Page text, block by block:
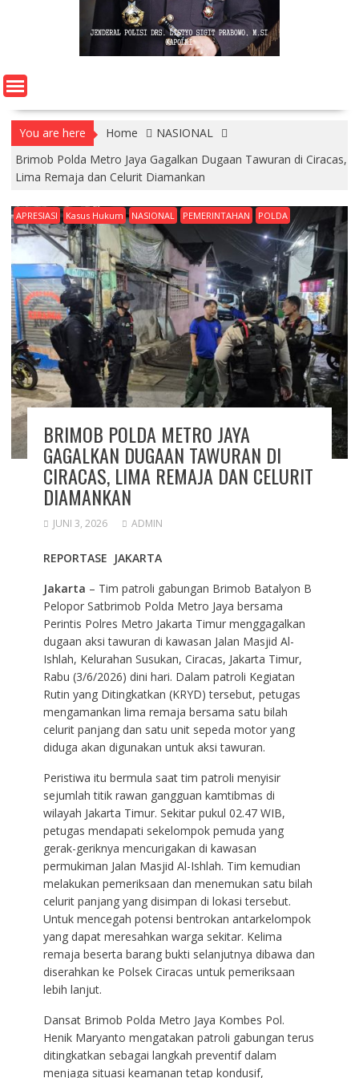
You are here Home
NASIONAL
Brimob Polda Metro Jaya Gagalkan Dugaan Tawuran di Ciracas,
Lima Remaja dan Celurit Diamankan
APRESIASI Kasus Hukum NASIONAL PEMERINTAHAN POLDA
BRIMOB POLDA METRO JAYA
GAGALKAN DUGAAN TAWURAN DI
CIRACAS, LIMA REMAJA DAN CELURIT
DIAMANKAN
JUNI 3, 2026 ADMIN
REPORTASE JAKARTA
Jakarta – Tim patroli gabungan Brimob Batalyon B
Pelopor Satbrimob Polda Metro Jaya bersama
Perintis Polres Metro Jakarta Timur menggagalkan
dugaan aksi tawuran di kawasan Jalan Masjid Al-
Ishlah, Kelurahan Susukan, Ciracas, Jakarta Timur,
Rabu (3/6/2026) dini hari. Dalam patroli Kegiatan
Rutin yang Ditingkatkan (KRYD) tersebut, petugas
mengamankan lima remaja bersama satu bilah
celurit panjang dan satu unit sepeda motor yang
diduga akan digunakan untuk aksi tawuran.
Peristiwa itu bermula saat tim patroli menyisir
sejumlah titik rawan gangguan kamtibmas di
wilayah Jakarta Timur. Sekitar pukul 02.47 WIB,
petugas mendapati sekelompok pemuda yang
gerak-geriknya mencurigakan di kawasan
permukiman Jalan Masjid Al-Ishlah. Tim kemudian
melakukan pemeriksaan dan menemukan satu bilah
celurit panjang yang disimpan di lokasi tersebut.
Untuk mencegah potensi bentrokan antarkelompok
yang dapat meresahkan warga sekitar. Kelima
remaja beserta barang bukti selanjutnya dibawa dan
diserahkan ke Polsek Ciracas untuk pemeriksaan
lebih lanjut.
Dansat Brimob Polda Metro Jaya Kombes Pol.
Henik Maryanto mengatakan patroli gabungan terus
ditingkatkan sebagai langkah preventif dalam
menjaga situasi keamanan tetap kondusif,